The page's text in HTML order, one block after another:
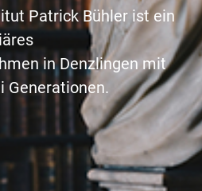
Patrick Bühler ist ein
in Denzlingen mit
Generationen.